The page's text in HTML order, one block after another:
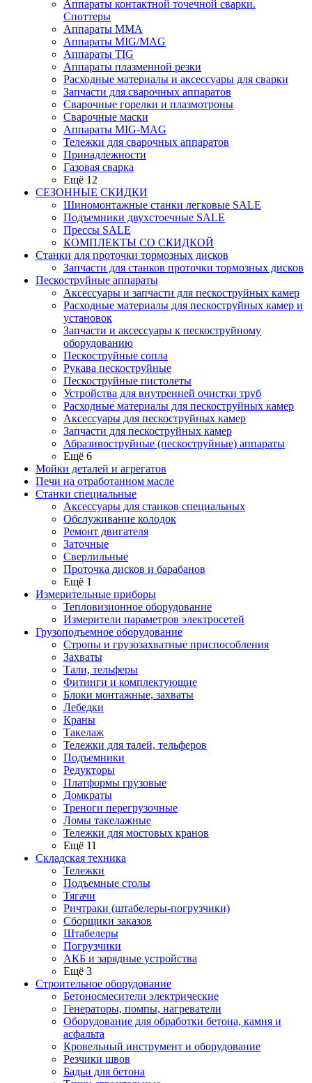
Аппараты контактной точечной сварки.
Споттеры
Аппараты MMA
Аппараты MIG/MAG
Аппараты TIG
Аппараты плазменной резки
Расходные материалы и аксессуары для сварки
Запчасти для сварочных аппаратов
Сварочные горелки и плазмотроны
Сварочные маски
Аппараты MIG-MAG
Тележки для сварочных аппаратов
Принадлежности
Газовая сварка
Ещё 12
СЕЗОННЫЕ СКИДКИ
Шиномонтажные станки легковые SALE
Подъемники двухстоечные SALE
Прессы SALE
КОМПЛЕКТЫ СО СКИДКОЙ
Станки для проточки тормозных дисков
Запчасти для станков проточки тормозных дисков
Пескоструйные аппараты
Аксессуары и запчасти для пескоструйных камер
Расходные материалы для пескоструйных камер и
установок
Запчасти и аксессуары к пескоструйному
оборудованию
Пескоструйные сопла
Рукава пескоструйные
Пескоструйные пистолеты
Устройства для внутренней очистки труб
Расходные материалы для пескоструйных камер
Аксессуары для пескоструйных камер
Запчасти для пескоструйных камер
Абразивоструйные (пескоструйные) аппараты
Ещё 6
Мойки деталей и агрегатов
Печи на отработанном масле
Станки специальные
Аксессуары для станков специальных
Обслуживание колодок
Ремонт двигателя
Заточные
Сверлильные
Проточка дисков и барабанов
Ещё 1
Измерительные приборы
Тепловизионное оборудование
Измерители параметров электросетей
Грузоподъемное оборудование
Стропы и грузозахватные приспособления
Захваты
Тали, тельферы
Фитинги и комплектующие
Блоки монтажные, захваты
Лебедки
Краны
Такелаж
Тележки для талей, тельферов
Подъемники
Редукторы
Платформы грузовые
Домкраты
Треноги перегрузочные
Ломы такелажные
Тележки для мостовых кранов
Ещё 11
Складская техника
Тележки
Подъемные столы
Тягачи
Ричтраки (штабелеры-погрузчики)
Сборщики заказов
Штабелеры
Погрузчики
АКБ и зарядные устройства
Ещё 3
Строительное оборудование
Бетоносмесители электрические
Генераторы, помпы, нагреватели
Оборудование для обработки бетона, камня и
асфальта
Кровельный инструмент и оборудование
Резчики швов
Бадьи для бетона